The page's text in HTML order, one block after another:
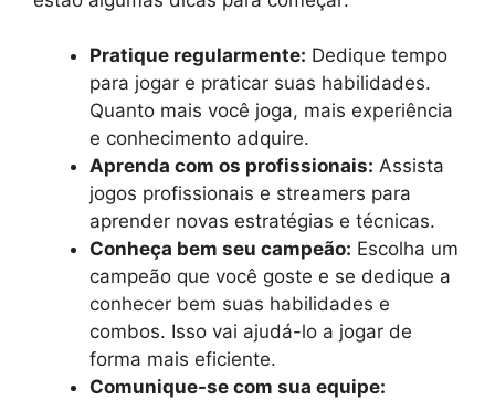
Pratique regularmente: Dedique tempo
para jogar e praticar suas habilidades.
Quanto mais você joga, mais experiência
e conhecimento adquire.
Aprenda com os profissionais: Assista
jogos profissionais e streamers para
aprender novas estratégias e técnicas.
Conheça bem seu campeão: Escolha um
campeão que você goste e se dedique a
conhecer bem suas habilidades e
combos. Isso vai ajudá-lo a jogar de
forma mais eficiente.
Comunique-se com sua equipe: